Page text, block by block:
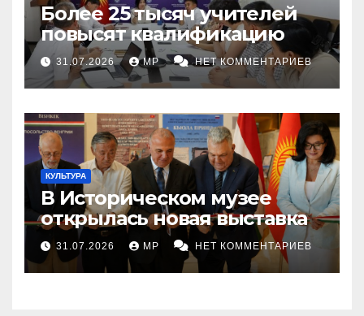
Более 25 тысяч учителей
повысят квалификацию
31.07.2026 MP НЕТ КОММЕНТАРИЕВ
КУЛЬТУРА
В Историческом музее
открылась новая выставка
31.07.2026 MP НЕТ КОММЕНТАРИЕВ